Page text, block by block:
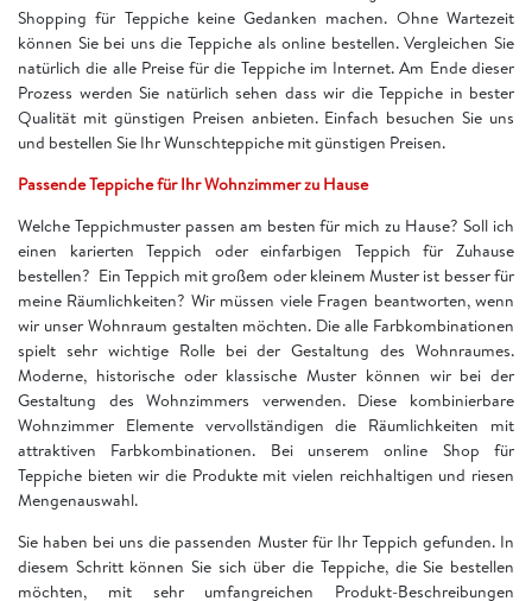
Shopping für Teppiche keine Gedanken machen. Ohne Wartezeit
können Sie bei uns die Teppiche als online bestellen. Vergleichen Sie
natürlich die alle Preise für die Teppiche im Internet. Am Ende dieser
Prozess werden Sie natürlich sehen dass wir die Teppiche in bester
Qualität mit günstigen Preisen anbieten. Einfach besuchen Sie uns
und bestellen Sie Ihr Wunschteppiche mit günstigen Preisen.
Passende Teppiche für Ihr Wohnzimmer zu Hause
Welche Teppichmuster passen am besten für mich zu Hause? Soll ich
einen karierten Teppich oder einfarbigen Teppich für Zuhause
bestellen? Ein Teppich mit großem oder kleinem Muster ist besser für
meine Räumlichkeiten? Wir müssen viele Fragen beantworten, wenn
wir unser Wohnraum gestalten möchten. Die alle Farbkombinationen
spielt sehr wichtige Rolle bei der Gestaltung des Wohnraumes.
Moderne, historische oder klassische Muster können wir bei der
Gestaltung des Wohnzimmers verwenden. Diese kombinierbare
Wohnzimmer Elemente vervollständigen die Räumlichkeiten mit
attraktiven Farbkombinationen. Bei unserem online Shop für
Teppiche bieten wir die Produkte mit vielen reichhaltigen und riesen
Mengenauswahl.
Sie haben bei uns die passenden Muster für Ihr Teppich gefunden. In
diesem Schritt können Sie sich über die Teppiche, die Sie bestellen
möchten, mit sehr umfangreichen Produkt-Beschreibungen